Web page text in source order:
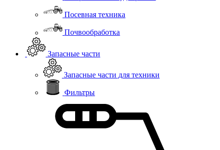
Посевная техника
Почвообработка
Запасные части
Запасные части для техники
Фильтры